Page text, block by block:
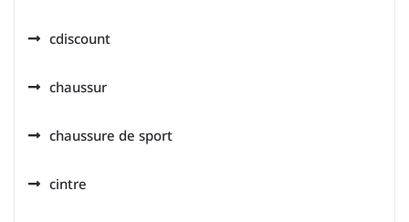
cdiscount
chaussur
chaussure de sport
cintre